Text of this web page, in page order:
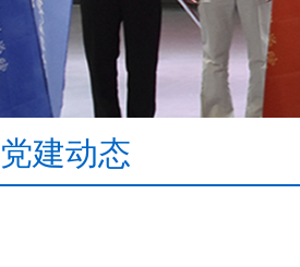
党建动态